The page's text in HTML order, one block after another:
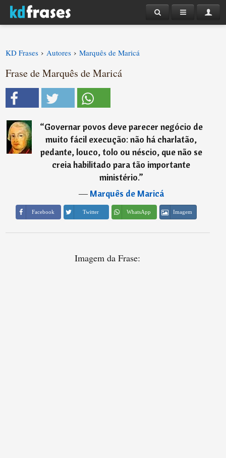
KD Frases › Autores › Marquês de Maricá
Frase de Marquês de Maricá
“Governar povos deve parecer negócio de
muito fácil execução: não há charlatão,
pedante, louco, tolo ou néscio, que não se
creia habilitado para tão importante
ministério.”
―Marquês de Maricá
Facebook Twitter WhatsApp Imagem
Imagem da Frase: